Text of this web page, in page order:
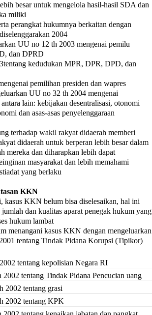
besar untuk mengelola hasil-hasil SDA dan
miliki
perangkat hukumnya berkaitan dengan
2004
UU no 12 th 2003 mengenai pemilu
dan DPRD
kedudukan MPR, DPR, DPD, dan
pemilihan presiden dan wapres
UU no 32 th 2004 mengenai
lain: kebijakan desentralisasi, otonomi
dan asas-asas penyelenggaraan
terhadap wakil rakyat didaerah memberi
didaerah untuk berperan lebih besar dalam
mereka dan diharapkan lebih dapat
masyarakat dan lebih memahami
yang berlaku
KKN
kasus KKN belum bisa diselesaikan, hal ini
jumlah dan kualitas aparat penegak hukum yang
hukum lambat
menangani kasus KKN dengan mengeluarkan
tentang Tindak Pidana Korupsi (Tipikor)
tentang kepolisian Negara RI
tentang Tindak Pidana Pencucian uang
tentang grasi
tentang KPK